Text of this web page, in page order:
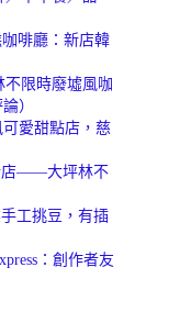
咖啡廳：新店韓
不限時廢墟風咖
）
愛甜點店，慈
店——大坪林不
工挑豆，有插
：創作者友